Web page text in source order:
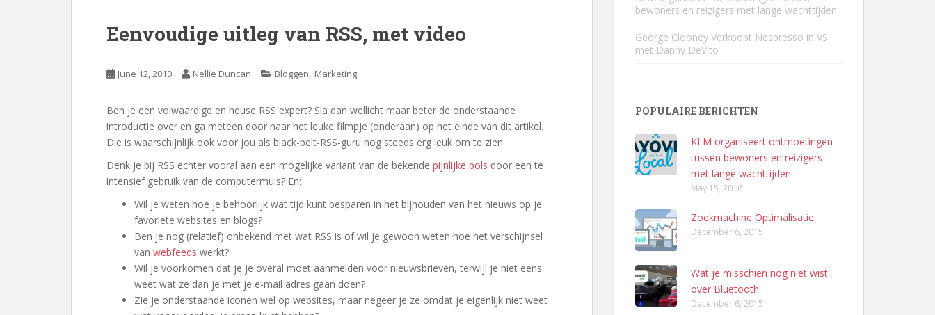
Eenvoudige uitleg van RSS, met video
June 12, 2010 Nellie Duncan Bloggen, Marketing
Ben je een volwaardige en heuse RSS expert? Sla dan wellicht maar beter de onderstaande
introductie over en ga meteen door naar het leuke filmpje (onderaan) op het einde van dit artikel.
Die is waarschijnlijk ook voor jou als black-belt-RSS-guru nog steeds erg leuk om te zien.
Denk je bij RSS echter vooral aan een mogelijke variant van de bekende pijnlijke pols door een te
intensief gebruik van de computermuis? En:
Wil je weten hoe je behoorlijk wat tijd kunt besparen in het bijhouden van het nieuws op je
favoriete websites en blogs?
Ben je nog (relatief) onbekend met wat RSS is of wil je gewoon weten hoe het verschijnsel
van webfeeds werkt?
Wil je voorkomen dat je je overal moet aanmelden voor nieuwsbrieven, terwijl je niet eens
weet wat ze dan je met je e-mail adres gaan doen?
Zie je onderstaande iconen wel op websites, maar negeer je ze omdat je eigenlijk niet weet
bewoners en reizigers met lange wachttijden
George Clooney Verkoopt Nespresso in VS
met Danny DeVito
POPULAIRE BERICHTEN
KLM organiseert ontmoetingen
tussen bewoners en reizigers
met lange wachttijden
May 15, 2016
Zoekmachine Optimalisatie
December 6, 2015
Wat je misschien nog niet wist
over Bluetooth
December 6, 2015